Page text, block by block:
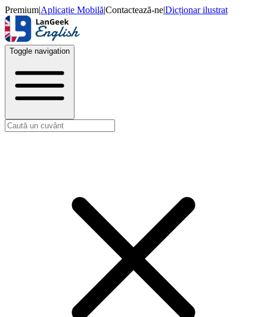
Premium|Aplicație Mobilă|Contactează-ne|Dicționar ilustrat
Toggle navigation